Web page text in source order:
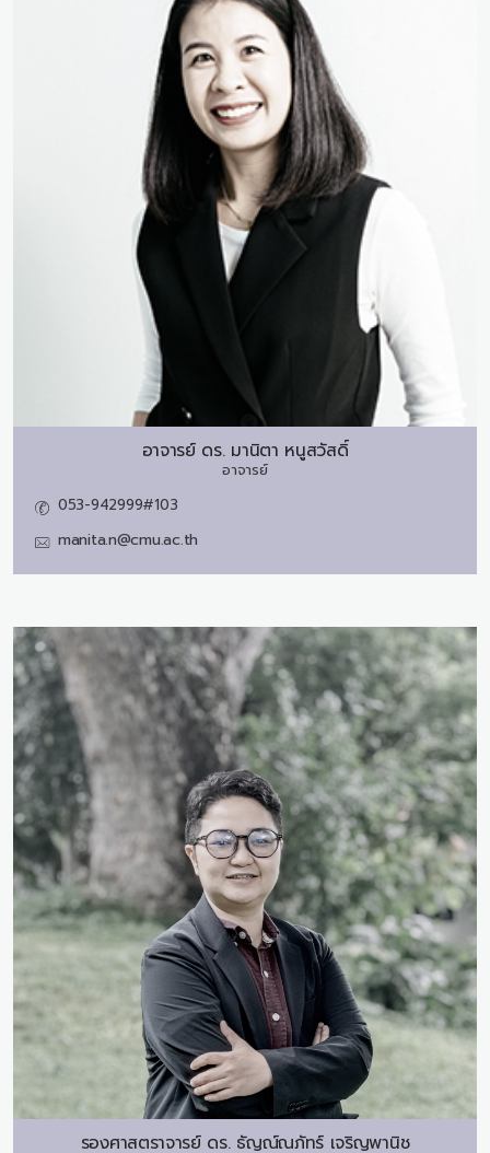
อาจารย์ ดร. มานิตา หนูสวัสดิ์
อาจารย์
053-942999#103
manita.n@cmu.ac.th
รองศาสตราจารย์ ดร. ธัญณ์ณภัทร์ เจริญพานิช